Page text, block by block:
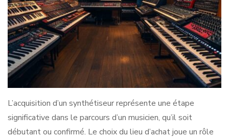
L’acquisition d’un synthétiseur représente une étape
significative dans le parcours d’un musicien, qu’il soit
débutant ou confirmé. Le choix du lieu d’achat joue un rôle